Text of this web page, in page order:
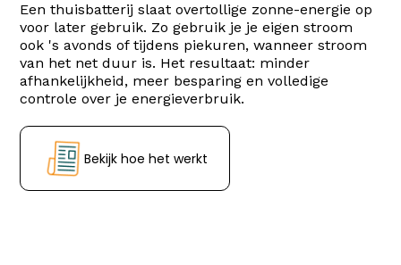
Een thuisbatterij slaat overtollige zonne-energie op
voor later gebruik. Zo gebruik je je eigen stroom
ook 's avonds of tijdens piekuren, wanneer stroom
van het net duur is. Het resultaat: minder
afhankelijkheid, meer besparing en volledige
controle over je energieverbruik.
Bekijk hoe het werkt